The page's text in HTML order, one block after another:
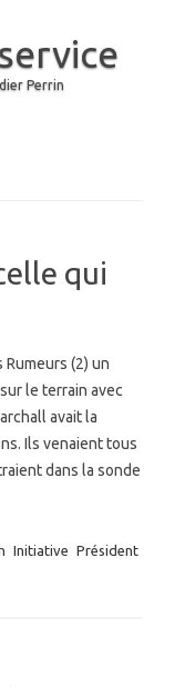
Perrin
qui
(2) un
le terrain avec
avait la
Ils venaient tous
dans la sonde
Initiative Président